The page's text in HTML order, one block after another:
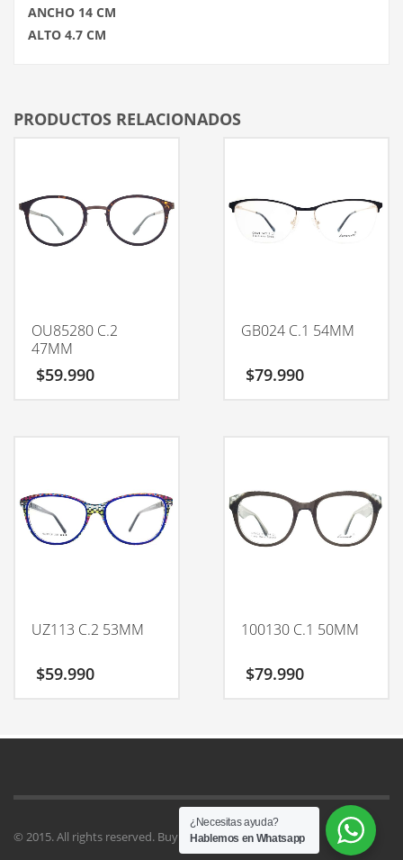
ANCHO 14 CM
ALTO 4.7 CM
PRODUCTOS RELACIONADOS
OU85280 C.2
47MM
$59.990
GB024 C.1 54MM
$79.990
UZ113 C.2 53MM
$59.990
100130 C.1 50MM
$79.990
© 2015. All rights reserved. Buy Kallyas Theme.
¿Necesitas ayuda?
Hablemos en Whatsapp